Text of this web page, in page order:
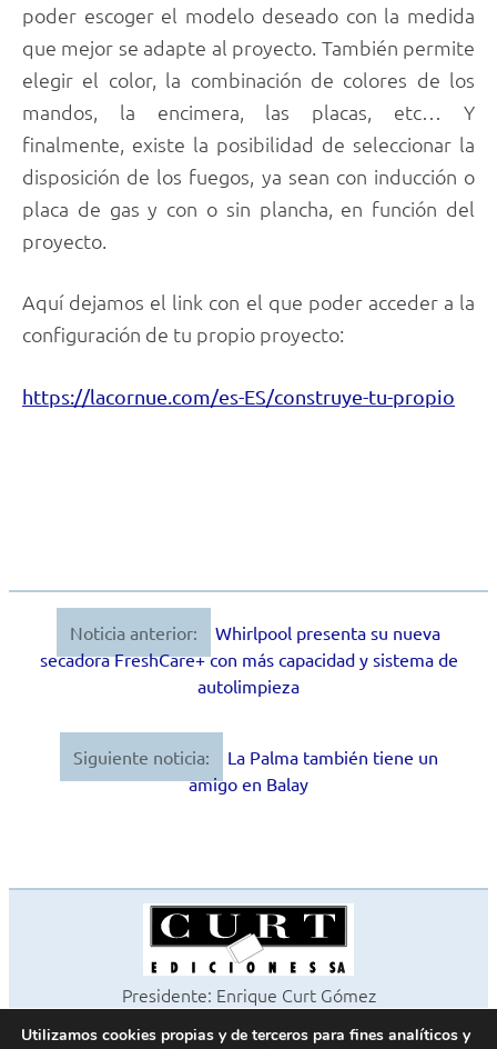
poder escoger el modelo deseado con la medida
que mejor se adapte al proyecto. También permite
elegir el color, la combinación de colores de los
mandos, la encimera, las placas, etc… Y
finalmente, existe la posibilidad de seleccionar la
disposición de los fuegos, ya sean con inducción o
placa de gas y con o sin plancha, en función del
proyecto.
Aquí dejamos el link con el que poder acceder a la
configuración de tu propio proyecto:
https://lacornue.com/es-ES/construye-tu-propio
Navegación
Noticia anterior:
Whirlpool presenta su nueva
secadora FreshCare+ con más capacidad y sistema de
autolimpieza
Siguiente noticia:
La Palma también tiene un
amigo en Balay
Presidente: Enrique Curt Gómez
Utilizamos cookies propias y de terceros para fines analíticos y